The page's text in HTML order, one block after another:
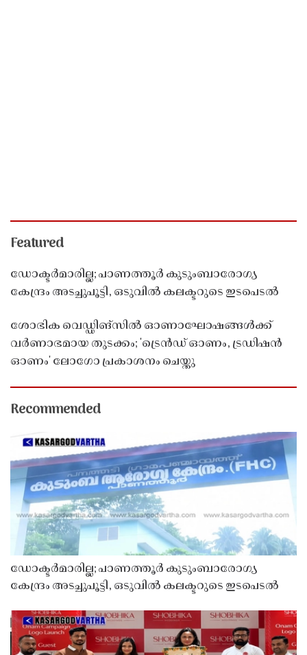
Featured
ഡോക്ടർമാരില്ല; പാണത്തൂർ കുടുംബാരോഗ്യ
കേന്ദ്രം അടച്ചുപൂട്ടി, ഒടുവിൽ കലക്ടറുടെ ഇടപെടൽ
ശോഭിക വെഡ്ഡിങ്സിൽ ഓണാഘോഷങ്ങൾക്ക്
വർണാഭമായ തുടക്കം; 'ട്രെൻഡ് ഓണം, ട്രഡിഷൻ
ഓണം' ലോഗോ പ്രകാശനം ചെയ്തു
Recommended
ഡോക്ടർമാരില്ല; പാണത്തൂർ കുടുംബാരോഗ്യ
കേന്ദ്രം അടച്ചുപൂട്ടി, ഒടുവിൽ കലക്ടറുടെ ഇടപെടൽ